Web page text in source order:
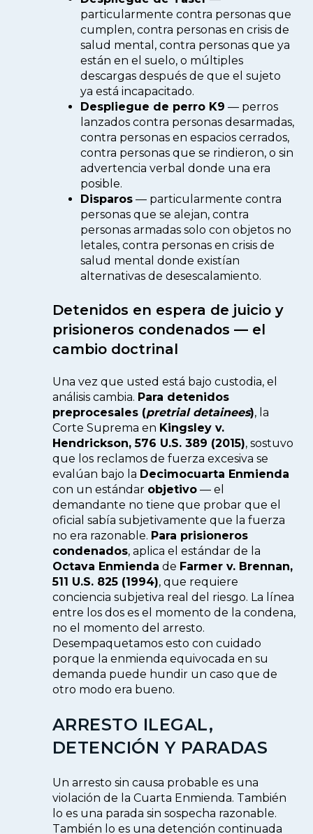
particularmente contra personas que
cumplen, contra personas en crisis de
salud mental, contra personas que ya
están en el suelo, o múltiples
descargas después de que el sujeto
ya está incapacitado.
Despliegue de perro K9 — perros
lanzados contra personas desarmadas,
contra personas en espacios cerrados,
contra personas que se rindieron, o sin
advertencia verbal donde una era
posible.
Disparos — particularmente contra
personas que se alejan, contra
personas armadas solo con objetos no
letales, contra personas en crisis de
salud mental donde existían
alternativas de desescalamiento.
Detenidos en espera de juicio y
prisioneros condenados — el
cambio doctrinal
Una vez que usted está bajo custodia, el
análisis cambia. Para detenidos
preprocesales (pretrial detainees), la
Corte Suprema en Kingsley v.
Hendrickson, 576 U.S. 389 (2015), sostuvo
que los reclamos de fuerza excesiva se
evalúan bajo la Decimocuarta Enmienda
con un estándar objetivo — el
demandante no tiene que probar que el
oficial sabía subjetivamente que la fuerza
no era razonable. Para prisioneros
condenados, aplica el estándar de la
Octava Enmienda de Farmer v. Brennan,
511 U.S. 825 (1994), que requiere
conciencia subjetiva real del riesgo. La línea
entre los dos es el momento de la condena,
no el momento del arresto.
Desempaquetamos esto con cuidado
porque la enmienda equivocada en su
demanda puede hundir un caso que de
otro modo era bueno.
ARRESTO ILEGAL,
DETENCIÓN Y PARADAS
Un arresto sin causa probable es una
violación de la Cuarta Enmienda. También
lo es una parada sin sospecha razonable.
También lo es una detención continuada